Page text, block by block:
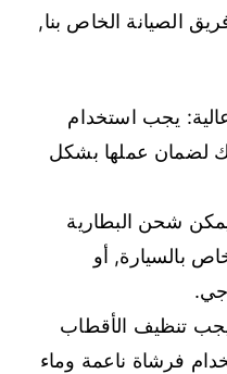
الصيانة الخاص بنا,
يجب استخدام
لضمان عملها بشكل
شحن البطارية
بالسيارة, أو
يجب تنظيف الأقطاب
فرشاة ناعمة وماء